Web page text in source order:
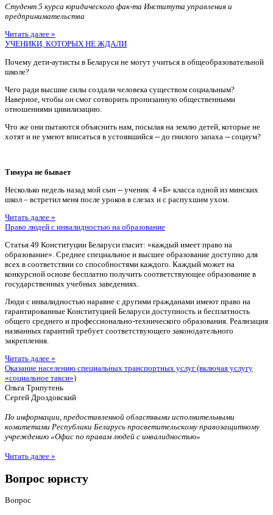
Студент 5 курса юридического фак-та Института управления и
предпринимательства
Читать далее »
УЧЕНИКИ, КОТОРЫХ НЕ ЖДАЛИ
Почему дети-аутисты в Беларуси не могут учиться в общеобразовательной
школе?
Чего ради высшие силы создали человека существом социальным?
Наверное, чтобы он смог сотворить пронизанную общественными
отношениями цивилизацию.
Что же они пытаются объяснить нам, посылая на землю детей, которые не
хотят и не умеют вписаться в устоявшийся -- до гнилого запаха -- социум?
Тимура не бывает
Несколько недель назад мой сын -- ученик 4 «Б» класса одной из минских
школ – встретил меня после уроков в слезах и с распухшим ухом.
Читать далее »
Право людей с инвалидностью на образование
Статья 49 Конституции Беларуси гласит: «каждый имеет право на
образование». Среднее специальное и высшее образование доступно для
всех в соответствии со способностями каждого. Каждый может на
конкурсной основе бесплатно получить соответствующее образование в
государственных учебных заведениях.
Люди с инвалидностью наравне с другими гражданами имеют право на
гарантированные Конституцией Беларуси доступность и бесплатность
общего среднего и профессионально-технического образования. Реализация
названных гарантий требует соответствующего законодательного
закрепления.
Читать далее »
Оказание населению специальных транспортных услуг (включая услугу
«социальное такси»)
Ольга Трипутень
Сергей Дроздовский
По информации, предоставленной областными исполнительными
комитетами Республики Беларусь просветительскому правозащитному
учреждению «Офис по правам людей с инвалидностью»
Читать далее »
Вопрос юристу
Вопрос